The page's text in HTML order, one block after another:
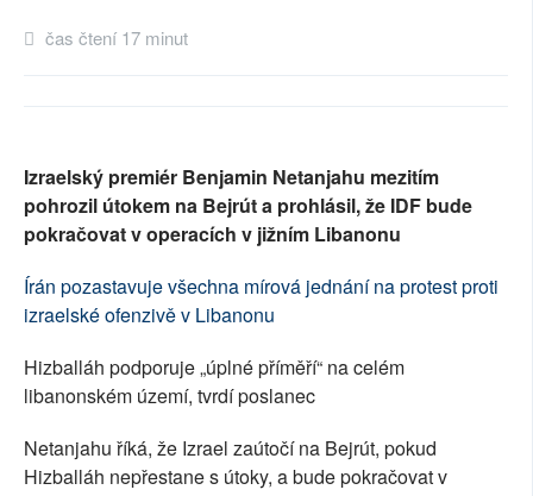
čas čtení 17 minut
Izraelský premiér Benjamin Netanjahu mezitím
pohrozil útokem na Bejrút a prohlásil, že IDF bude
pokračovat v operacích v jižním Libanonu
Írán pozastavuje všechna mírová jednání na protest proti
izraelské ofenzivě v Libanonu
Hizballáh podporuje „úplné příměří“ na celém
libanonském území, tvrdí poslanec
Netanjahu říká, že Izrael zaútočí na Bejrút, pokud
Hizballáh nepřestane s útoky, a bude pokračovat v